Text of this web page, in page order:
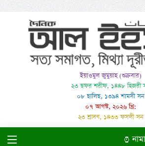
ইয়াওমুল জুমুয়াহ (শুক্রবার)
২৩ ছফর শরীফ, ১৪৪৮ হিজরী
০৮ ছালিছ, ১৩৯৪ শামসী সন
০৭ আগস্ট, ২০২৬ খ্রি:
২৩ শ্রাবণ, ১৪৩৩ ফসলী সন